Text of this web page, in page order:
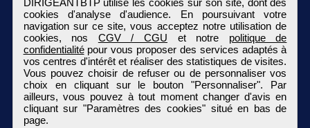
DIRIGEANTBTP utilise les cookies sur son site, dont des
cookies d'analyse d'audience. En poursuivant votre
navigation sur ce site, vous acceptez notre utilisation de
cookies, nos CGV / CGU et notre politique de
confidentialitépour vous proposer des services adaptés à
vos centres d'intérêt et réaliser des statistiques de visites.
Vous pouvez choisir de refuser ou de personnaliser vos
choix en cliquant sur le bouton "Personnaliser". Par
ailleurs, vous pouvez à tout moment changer d'avis en
cliquant sur "Paramètres des cookies" situé en bas de
page.